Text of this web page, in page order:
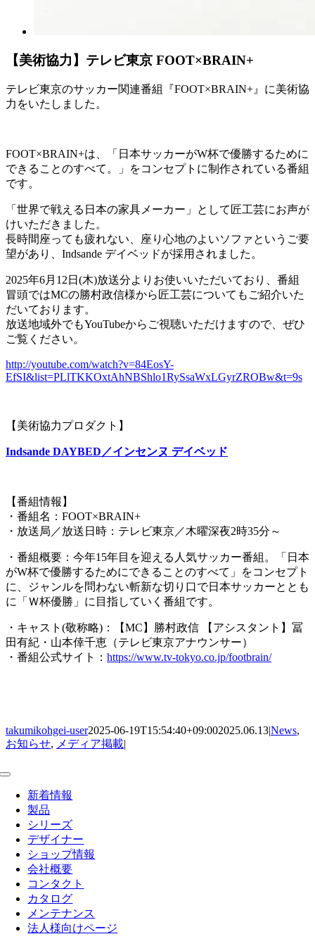
【美術協力】テレビ東京 FOOT×BRAIN+
テレビ東京のサッカー関連番組『FOOT×BRAIN+』に美術協
力をいたしました。
FOOT×BRAIN+は、「日本サッカーがW杯で優勝するために
できることのすべて。」をコンセプトに制作されている番組
です。
「世界で戦える日本の家具メーカー」として匠工芸にお声が
けいただきました。
長時間座っても疲れない、座り心地のよいソファというご要
望があり、Indsande デイベッドが採用されました。
2025年6月12日(木)放送分よりお使いいただいており、番組
冒頭ではMCの勝村政信様から匠工芸についてもご紹介いた
だいております。
放送地域外でもYouTubeからご視聴いただけますので、ぜひ
ご覧ください。
http://youtube.com/watch?v=84EosY-
EfSI&list=PLlTKKOxtAhNBShlo1RySsaWxLGyrZROBw&t=9s
【美術協力プロダクト】
Indsande DAYBED／インセンヌ デイベッド
【番組情報】
・番組名：FOOT×BRAIN+
・放送局／放送日時：テレビ東京／木曜深夜2時35分～
・番組概要：今年15年目を迎える人気サッカー番組。「日本
がW杯で優勝するためにできることのすべて」をコンセプト
に、ジャンルを問わない斬新な切り口で日本サッカーととも
に「Ｗ杯優勝」に目指していく番組です。
・キャスト(敬称略)：【MC】勝村政信 【アシスタント】冨
田有紀・山本倖千恵（テレビ東京アナウンサー）
・番組公式サイト： https://www.tv-tokyo.co.jp/footbrain/
takumikohgei-user2025-06-19T15:54:40+09:002025.06.13|News,
お知らせ, メディア掲載|
Toggle
Navigation新着情報
製品
シリーズ
デザイナー
ショップ情報
会社概要
コンタクト
カタログ
メンテナンス
法人様向けページ